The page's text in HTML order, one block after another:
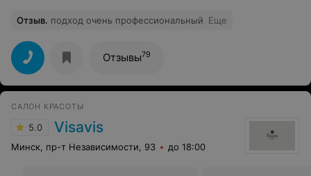
Отзыв. подход очень профессиональный Еще
Отзывы79
САЛОН КРАСОТЫ
5.0 Visavis
Минск, пр-т Независимости, 93 до 18:00